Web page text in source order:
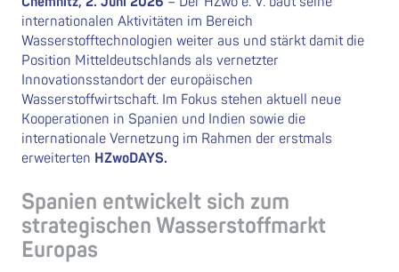
internationalen Aktivitäten im Bereich
Wasserstofftechnologien weiter aus und stärkt damit die
Position Mitteldeutschlands als vernetzter
Innovationsstandort der europäischen
Wasserstoffwirtschaft. Im Fokus stehen aktuell neue
Kooperationen in Spanien und Indien sowie die
internationale Vernetzung im Rahmen der erstmals
erweiterten HZwoDAYS.
Spanien entwickelt sich zum
strategischen Wasserstoffmarkt
Europas